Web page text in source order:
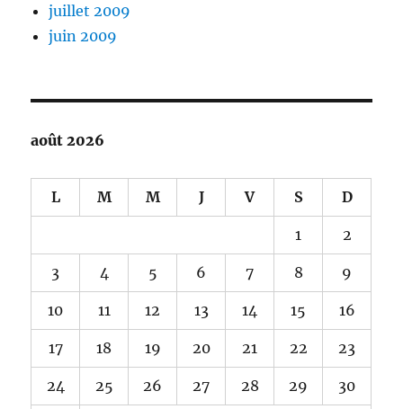
juillet 2009
juin 2009
août 2026
L M M J V S D
1 2
3 4 5 6 7 8 9
10 11 12 13 14 15 16
17 18 19 20 21 22 23
24 25 26 27 28 29 30